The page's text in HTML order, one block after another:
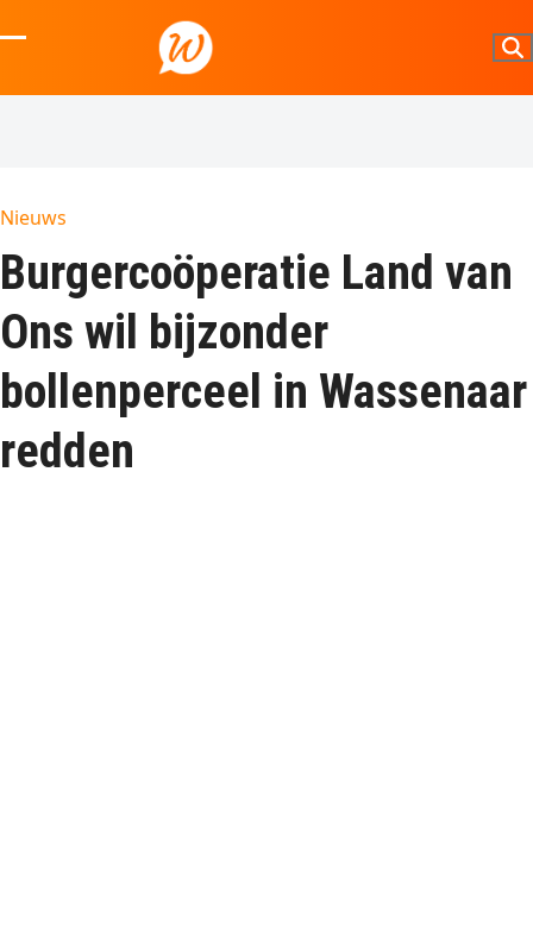
to
mobile
mobile
Nieuws
Burgercoöperatie Land van
Ons wil bijzonder
bollenperceel in Wassenaar
redden